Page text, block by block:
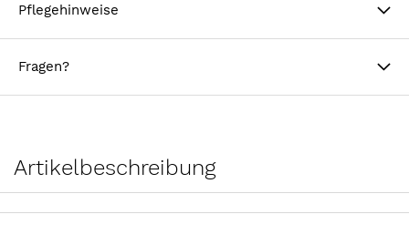
Pflegehinweise
Fragen?
Artikelbeschreibung